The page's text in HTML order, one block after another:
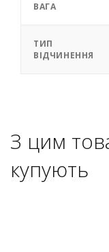
ВАГА
ТИП
ВІДЧИНЕННЯ
З цим
купують